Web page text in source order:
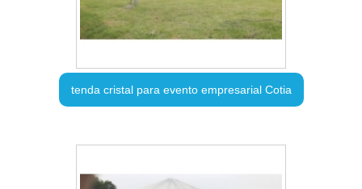
tenda cristal para evento empresarial Cotia